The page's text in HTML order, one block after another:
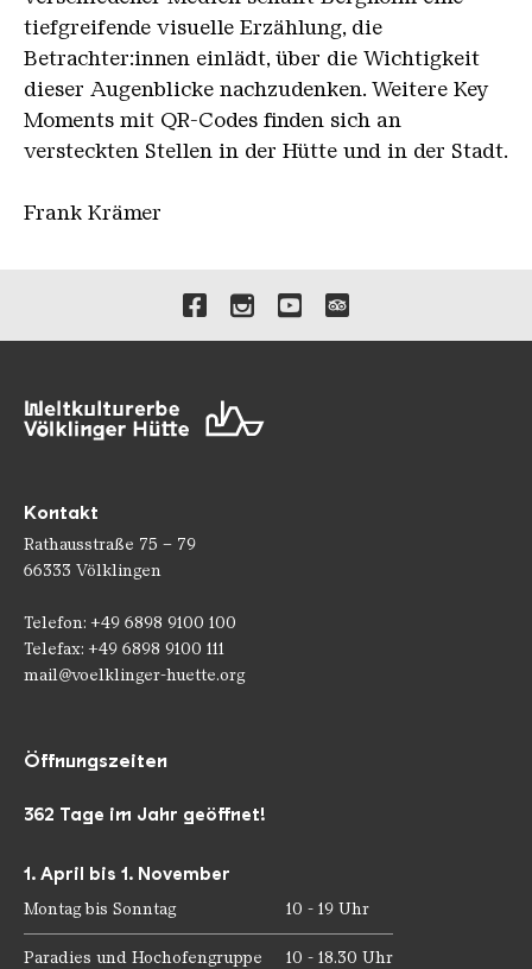
tiefgreifende visuelle Erzählung, die
Betrachter:innen einlädt, über die Wichtigkeit
dieser Augenblicke nachzudenken. Weitere Key
Moments mit QR-Codes finden sich an
versteckten Stellen in der Hütte und in der Stadt.
Frank Krämer
Verlinkungen zu unseren
Kontakt
Rathausstraße 75 – 79
66333 Völklingen
Telefon: +49 6898 9100 100
Telefax: +49 6898 9100 111
mail@voelklinger-huette.org
Öffnungszeiten
362 Tage im Jahr geöffnet!
1. April bis 1. November
Montag bis Sonntag 10 - 19 Uhr
Paradies und Hochofengruppe 10 - 18.30 Uhr